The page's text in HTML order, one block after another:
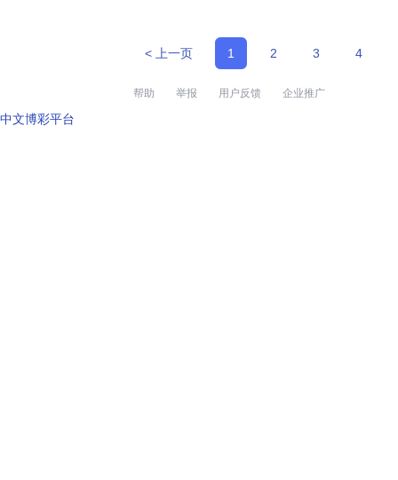
< 上一页 1 2 3 4
帮助 举报 用户反馈 企业推广
中文博彩平台